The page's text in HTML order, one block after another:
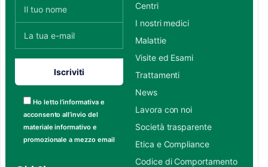
Ho letto l’informativa e
acconsento all’invio del
materiale informativo e
promozionale a mezzo email
Centri
I nostri medici
Malattie
Visite ed Esami
Trattamenti
News
Lavora con noi
Società trasparente
Etica e Compliance
Codice di Comportamento